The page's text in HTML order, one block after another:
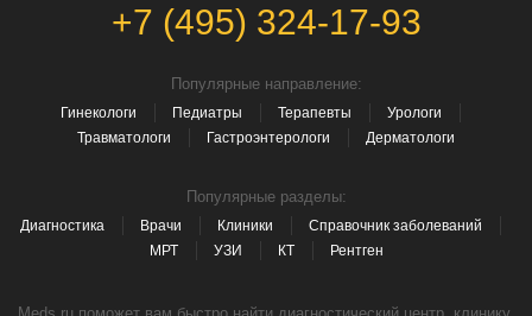
+7 (495) 324-17-93
Популярные направление:
Гинекологи Педиатры Терапевты
Урологи
Травматологи
Гастроэнтерологи Дерматологи
Популярные разделы:
Диагностика Врачи Клиники
Справочник заболеваний
МРТ
УЗИ КТ Рентген